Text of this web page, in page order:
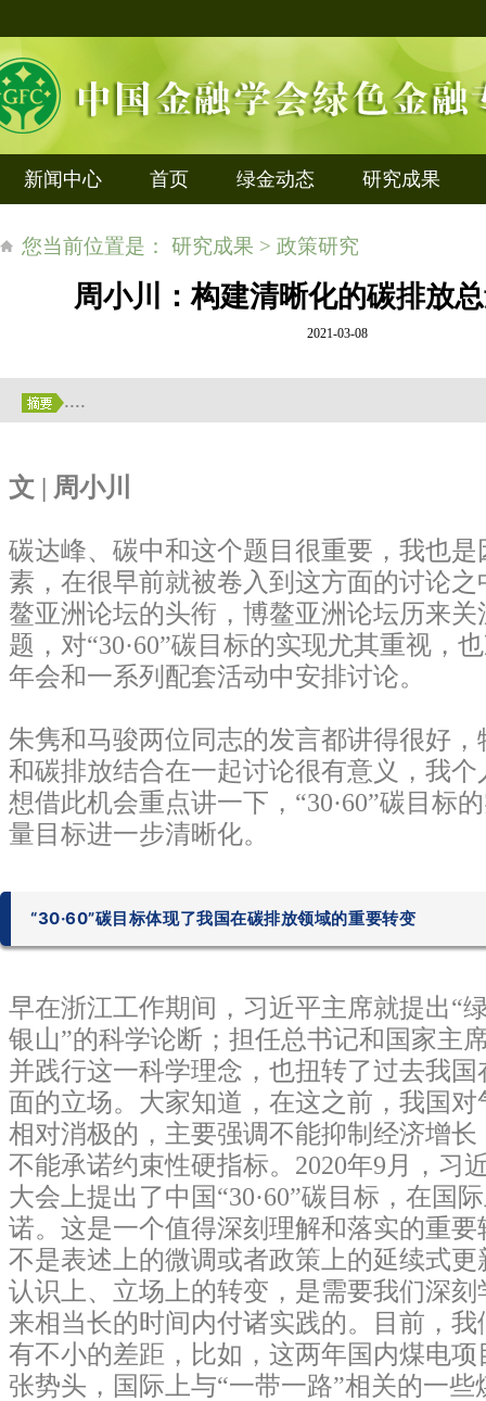
新闻中心 首页 绿金动态 研究成果
您当前位置是： 研究成果 > 政策研究
周小川：构建清晰化的碳排放
2021-03-08
....
文 | 周小川
碳达峰、碳中和这个题目很重要，我也
素，在很早前就被卷入到这方面的讨论
鳌亚洲论坛的头衔，博鳌亚洲论坛历来
题，对“30·60”碳目标的实现尤其重视，
年会和一系列配套活动中安排讨论。
朱隽和马骏两位同志的发言都讲得很好
和碳排放结合在一起讨论很有意义，我
想借此机会重点讲一下，“30·60”碳目标
量目标进一步清晰化。
“30·60”碳目标体现了我国在碳排放领域的重要转变
早在浙江工作期间，习近平主席就提出“
银山”的科学论断；担任总书记和国家主
并践行这一科学理念，也扭转了过去我
面的立场。大家知道，在这之前，我国
相对消极的，主要强调不能抑制经济增
不能承诺约束性硬指标。2020年9月，习
大会上提出了中国“30·60”碳目标，在国
诺。这是一个值得深刻理解和落实的重
不是表述上的微调或者政策上的延续式
认识上、立场上的转变，是需要我们深
来相当长的时间内付诸实践的。目前，
有不小的差距，比如，这两年国内煤电
张势头，国际上与“一带一路”相关的一